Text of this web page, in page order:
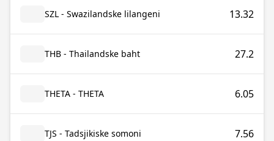
SZL - Swazilandske lilangeni 13.32
THB - Thailandske baht 27.2
THETA - THETA 6.05
TJS - Tadsjikiske somoni 7.56